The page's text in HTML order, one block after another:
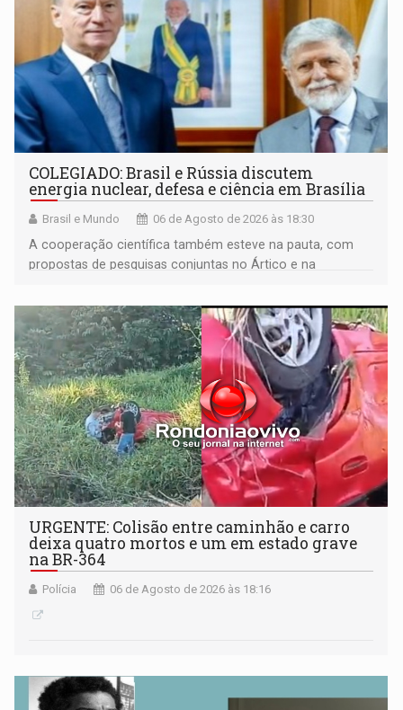
COLEGIADO: Brasil e Rússia discutem
energia nuclear, defesa e ciência em Brasília
Brasil e Mundo 06 de Agosto de 2026 às 18:30
A cooperação científica também esteve na pauta, com
propostas de pesquisas conjuntas no Ártico e na
URGENTE: Colisão entre caminhão e carro
deixa quatro mortos e um em estado grave
na BR-364
Polícia 06 de Agosto de 2026 às 18:16